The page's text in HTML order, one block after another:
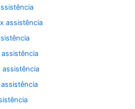
assistência
assistência